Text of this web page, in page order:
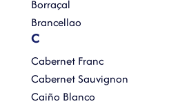
Borraçal
Brancellao
C
Cabernet Franc
Cabernet Sauvignon
Caiño Blanco